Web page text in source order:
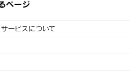
ページ
ービスについて